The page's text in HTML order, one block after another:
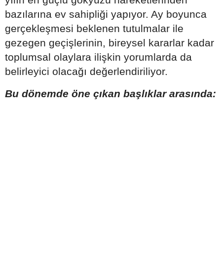
bazılarına ev sahipliği yapıyor. Ay boyunca
gerçekleşmesi beklenen tutulmalar ile
gezegen geçişlerinin, bireysel kararlar kadar
toplumsal olaylara ilişkin yorumlarda da
belirleyici olacağı değerlendiriliyor.
Bu dönemde öne çıkan başlıklar arasında: